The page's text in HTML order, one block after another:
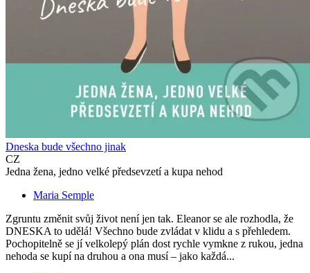
Dneska bude všechno jinak
CZ
Jedna žena, jedno velké předsevzetí a kupa nehod
Maria Semple
Zgruntu změnit svůj život není jen tak. Eleanor se ale rozhodla, že
DNESKA to udělá! Všechno bude zvládat v klidu a s přehledem.
Pochopitelně se jí velkolepý plán dost rychle vymkne z rukou, jedna
nehoda se kupí na druhou a ona musí – jako každá...